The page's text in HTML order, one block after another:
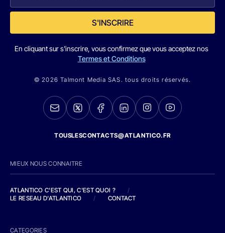
S'INSCRIRE
En cliquant sur s'inscrire, vous confirmez que vous acceptez nos
Termes et Conditions
© 2026 Talmont Media SAS. tous droits réservés.
TOUSLESCONTACTS@ATLANTICO.FR
MIEUX NOUS CONNAITRE
ATLANTICO C'EST QUI, C'EST QUOI ?
/
LE RESEAU D'ATLANTICO
/ CONTACT
CATEGORIES